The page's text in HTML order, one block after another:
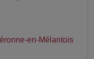
en-Mélantois